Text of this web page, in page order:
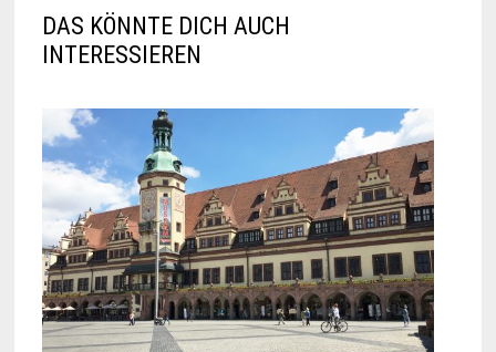
DAS KÖNNTE DICH AUCH
INTERESSIEREN